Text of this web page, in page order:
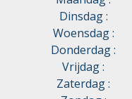
Dinsdag :
Woensdag :
Donderdag :
Vrijdag :
Zaterdag :